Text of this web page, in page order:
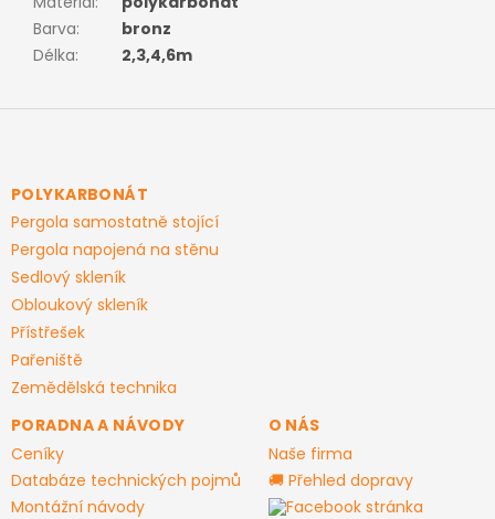
Barva:
bronz
Délka: 2,3,4,6m
Z
aPOLYKARBONÁT
Pergola samostatně stojící
Pergola napojená na stěnu
Sedlový skleník
Obloukový skleník
Přístřešek
Pařeniště
Zemědělská technika
PORADNA A NÁVODY
Ceníky
Databáze technických pojmů
Montážní návody
O NÁS
Naše firma
🚚 Přehled dopravy
Facebook stránka